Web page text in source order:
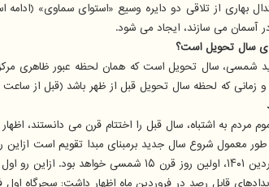
بهاری از تلاقی دو دایره وسیع «استوای سماوی»
سال تحویل است؟
سال تحویل قبل از ظهر باشد (قبل از ساعت ۱۲)، همان روز یکم فروردین خواهد بود.
سال قبل را اختتام قرن می دانستند، اظهار داشت: در واقعیت امسال اختتام قرن ۱۴